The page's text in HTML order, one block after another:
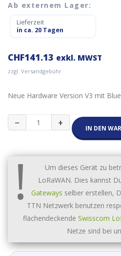
Ab externem Lager:
Lieferzeit
in ca. 20 Tagen
CHF141.13 exkl. MWST
zzgl. Versandgebühr
Neue Hardware Version V3 mit
−
abeeway
Micro
GPS
Tracker
Menge
+ IN DEN
!
Um dieses Gerät zu
LoRaWAN. Dies kannst
Gateways selber erstellen,
TTN Netzwerk benutzen
flächendeckende Swisscom
Netze sind bei